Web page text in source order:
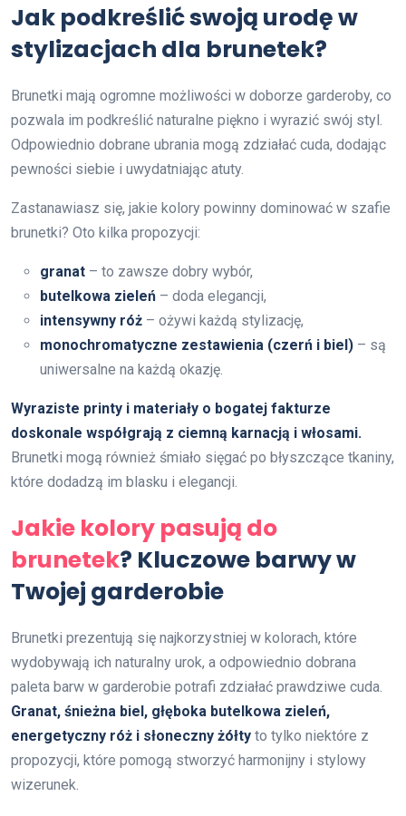
Jak podkreślić swoją urodę w
stylizacjach dla brunetek?
Brunetki mają ogromne możliwości w doborze garderoby, co
pozwala im podkreślić naturalne piękno i wyrazić swój styl.
Odpowiednio dobrane ubrania mogą zdziałać cuda, dodając
pewności siebie i uwydatniając atuty.
Zastanawiasz się, jakie kolory powinny dominować w szafie
brunetki? Oto kilka propozycji:
granat – to zawsze dobry wybór,
butelkowa zieleń – doda elegancji,
intensywny róż – ożywi każdą stylizację,
monochromatyczne zestawienia (czerń i biel) – są
uniwersalne na każdą okazję.
Wyraziste printy i materiały o bogatej fakturze
doskonale współgrają z ciemną karnacją i włosami.
Brunetki mogą również śmiało sięgać po błyszczące tkaniny,
które dodadzą im blasku i elegancji.
Jakie kolory pasują do
brunetek? Kluczowe barwy w
Twojej garderobie
Brunetki prezentują się najkorzystniej w kolorach, które
wydobywają ich naturalny urok, a odpowiednio dobrana
paleta barw w garderobie potrafi zdziałać prawdziwe cuda.
Granat, śnieżna biel, głęboka butelkowa zieleń,
energetyczny róż i słoneczny żółty to tylko niektóre z
propozycji, które pomogą stworzyć harmonijny i stylowy
wizerunek.